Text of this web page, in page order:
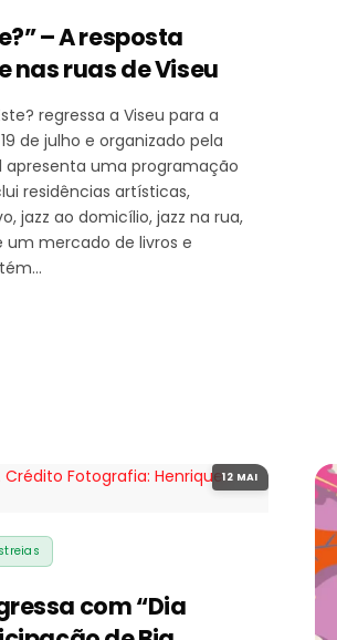
– A resposta
nas ruas de Viseu
regressa a Viseu para a
de julho e organizado pela
apresenta uma programação
residências artísticas,
jazz ao domicílio, jazz na rua,
um mercado de livros e
12 MAI
com “Dia